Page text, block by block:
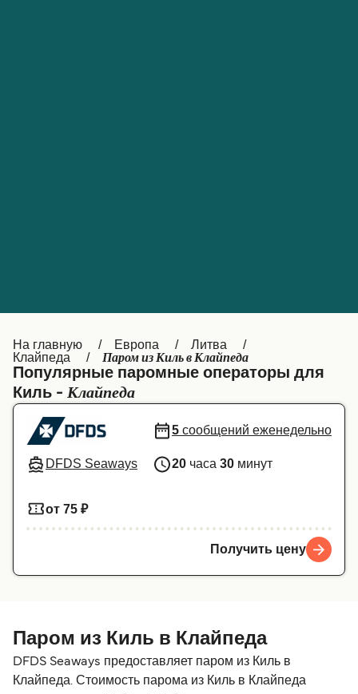
Italia Canada (FR)
Canada België (NL)
Ελλάδα Belgique (FR)
Polska Deutschland
Schweiz (DE) Norge
Україна
المغرب Maroc (FR)
На главную Европа
Литва
Клайпеда
Паром из Киль в Клайпеда
Популярные паромные операторы для
Киль - Клайпеда
DFDS Seaways
5 сообщений еженедельно
20 часа 30 минут
от 75 ₽
Получить цену
Паром из Киль в Клайпеда
DFDS Seaways предоставляет паром из Киль в
Клайпеда. Стоимость парома из Киль в Клайпеда